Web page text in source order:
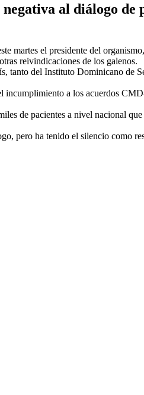
al diálogo de
martes el presidente del
reivindicaciones de los galenos.
tanto del Instituto Dominicano de
incumplimiento a los acuerdos
de pacientes a nivel nacional
pero ha tenido el silencio como